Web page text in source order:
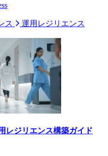
ス
運用レジリエンス
レジリエンス構築ガイド